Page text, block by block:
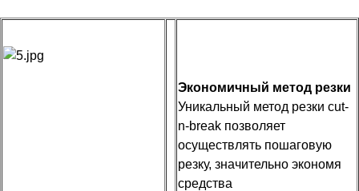
Экономичный метод резки
Уникальный метод резки cut-
n-break позволяет
осуществлять пошаговую
резку, значительно экономя
средства